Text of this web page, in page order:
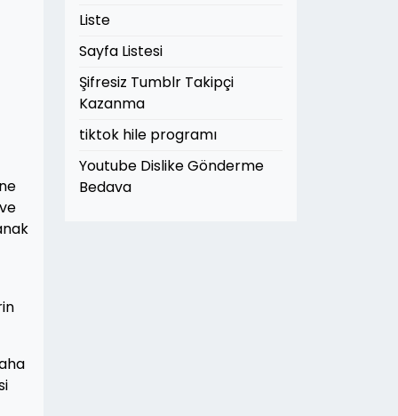
Liste
Sayfa Listesi
Şifresiz Tumblr Takipçi
Kazanma
tiktok hile programı
Youtube Dislike Gönderme
Bedava